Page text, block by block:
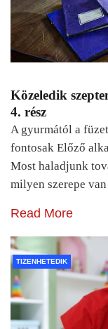
Közeledik
4. rész
A gyurmától a
fontosak Előző
Most haladjunk
milyen szerepe
Read More
TIZENHETEDIK